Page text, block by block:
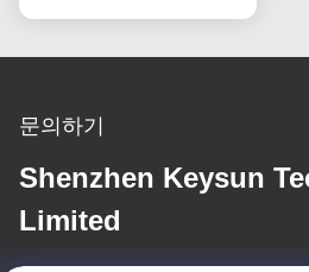
문의하기
Shenzhen Keysun
Limited